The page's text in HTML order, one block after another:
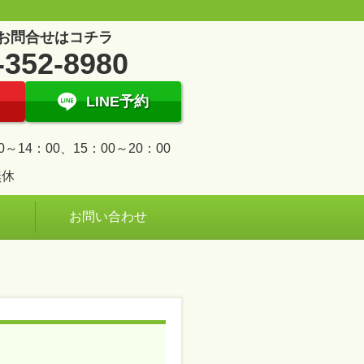
問合せはコチラ
8980
LINE予約
～14：00、15：00～20：00
休
お問い合わせ